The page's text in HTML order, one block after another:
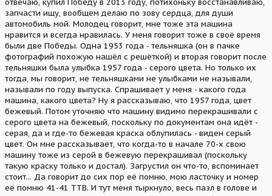
запчасти ищу, вообщем делаю по зову сердца, для души
автомобиль мой. Молодец говорит, мне тоже эта машина
нравится и всегда нравилась. У меня говорит тоже в своё время
были две Победы. Одна 1953 года - тельняшка (он в пачке
фотографий похожую нашёл с решёткой) и вторая говорит после
тельняшки была улыбка 1957 года - серого цвета. Но только их
тогда, мы говорит, не тельняшками не улыбками не называли,
называли по году выпуска. Спрашивает у меня - какого года
машина, какого цвета? Ну я рассказываю, что 1957 года, цвет
бежевый. Потом уточняю что машину видимо перекрашивали с
серого цвета на бежевый, поскольку по документам она идёт -
серая, да и где-то бежевая краска облупилась - виден серый
цвет. Он мне рассказывает, что когда-то в начале 70-х свою
машину тоже из серой в бежевую перекрашивал (поскольку
такую краску только и достал). Загрустил он что-то, вспоминает
стоит... Да говорит до сих пор её помню, мою ласточку и номер
её помню 41-41 ТТВ. И тут меня тыркнуло, весь пазл в голове и